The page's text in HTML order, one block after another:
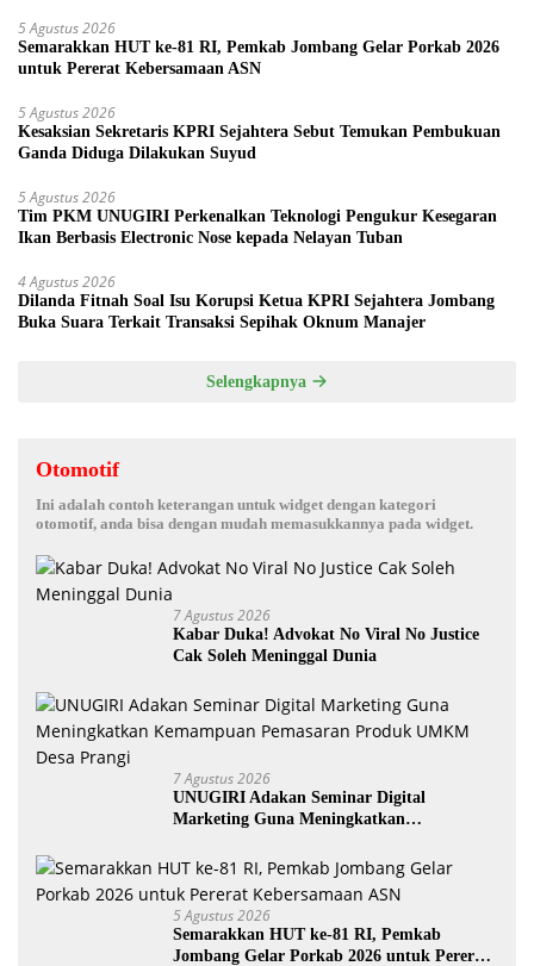
5 Agustus 2026
Semarakkan HUT ke-81 RI, Pemkab Jombang Gelar Porkab 2026
untuk Pererat Kebersamaan ASN
5 Agustus 2026
Kesaksian Sekretaris KPRI Sejahtera Sebut Temukan Pembukuan
Ganda Diduga Dilakukan Suyud
5 Agustus 2026
Tim PKM UNUGIRI Perkenalkan Teknologi Pengukur Kesegaran
Ikan Berbasis Electronic Nose kepada Nelayan Tuban
4 Agustus 2026
Dilanda Fitnah Soal Isu Korupsi Ketua KPRI Sejahtera Jombang
Buka Suara Terkait Transaksi Sepihak Oknum Manajer
Selengkapnya
Otomotif
Ini adalah contoh keterangan untuk widget dengan kategori
otomotif, anda bisa dengan mudah memasukkannya pada widget.
7 Agustus 2026
Kabar Duka! Advokat No Viral No Justice
Cak Soleh Meninggal Dunia
7 Agustus 2026
UNUGIRI Adakan Seminar Digital
Marketing Guna Meningkatkan
Desa Prangi
5 Agustus 2026
Semarakkan HUT ke-81 RI, Pemkab
Jombang Gelar Porkab 2026 untuk Pererat